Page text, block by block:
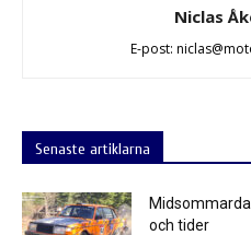
Niclas
E-post:
Senaste artiklarna
och tider